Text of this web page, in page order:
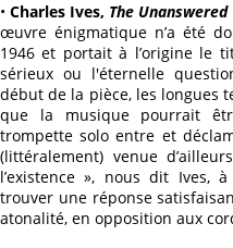
•Charles Ives, The
œuvre énigmatique n’a été
1946 et portait à l’origine le
sérieux ou l'éternelle
début de la pièce, les longues
que la musique pourrait
trompette solo entre et
(littéralement) venue
l’existence », nous dit Ives,
trouver une réponse
atonalité, en opposition aux